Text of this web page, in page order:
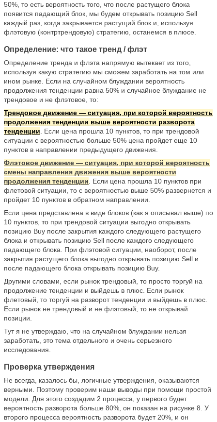
50%, то есть вероятность того, что после растущего блока
появится падающий блок, мы будем открывать позицию Sell
каждый раз, когда закрывается растущий блок и, используя
флэтовую (контртрендовую) стратегию, останемся в плюсе.
Определение: что такое тренд / флэт
Определение тренда и флэта напрямую вытекает из того,
используя какую стратегию мы сможем заработать на том или
ином рынке. Если на случайном блуждании вероятность
продолжения тенденции равна 50% и случайное блуждание не
трендовое и не флэтовое, то:
Трендовое движение — ситуация, при которой вероятность
продолжения тенденции выше вероятности разворота
тенденции. Если цена прошла 10 пунктов, то при трендовой
ситуации с вероятностью больше 50% цена пройдет еще 10
пунктов в направлении предыдущего движения.
Флэтовое движение — ситуация, при которой вероятность
смены направления движения выше вероятности
продолжения тенденции. Если цена прошла 10 пунктов при
флетовой ситуации, то с вероятностью выше 50% развернется и
пройдет 10 пунктов в обратном направлении.
Если цена представлена в виде блоков (как я описывал выше) по
10 пунктов, то при трендовой ситуации выгодно открывать
позицию Buy после закрытия каждого следующего растущего
блока и открывать позицию Sell после каждого следующего
падающего блока. При флэтовой ситуации, наоборот, после
закрытия растущего блока выгодно открывать позицию Sell и
после падающего блока открывать позицию Buy.
Другими словами, если рынок трендовый, то просто торгуй на
продолжение тенденции и выйдешь в плюс. Если рынок
флетовый, то торгуй на разворот тенденции и выйдешь в плюс.
Если рынок не трендовый и не флэтовый, то не открывай
позиции.
Тут я не утверждаю, что на случайном блуждании нельзя
заработать, это тема отдельного и очень серьезного
исследования.
Проверка утверждения
Не всегда, казалось бы, логичные утверждения, оказываются
верными. Поэтому проверим наши выводы при помощи простой
модели. Для этого создадим 2 процесса, у первого будет
вероятность разворота больше 80%, он показан на рисунке 8. У
второго процесса вероятность разворота будет 20%, и он